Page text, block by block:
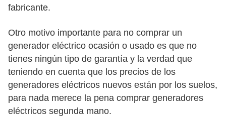
fabricante.
Otro motivo importante para no comprar un
generador eléctrico ocasión o usado es que no
tienes ningún tipo de garantía y la verdad que
teniendo en cuenta que los precios de los
generadores eléctricos nuevos están por los suelos,
para nada merece la pena comprar generadores
eléctricos segunda mano.